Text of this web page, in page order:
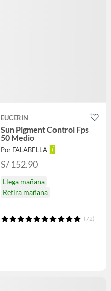
EUCERIN
Sun Pigment Control Fps
50 Medio
Por FALABELLA
S/ 152.90
Llega mañana
Retira mañana
(72)